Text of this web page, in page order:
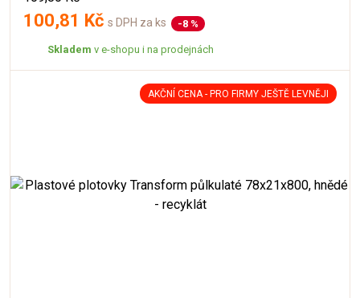
100,81 Kč s DPH za ks -8 %
Skladem v e-shopu i na prodejnách
AKČNÍ CENA - PRO FIRMY JEŠTĚ LEVNĚJI